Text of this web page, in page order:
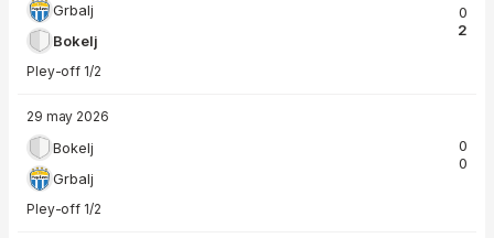
Grbalj
Bokelj
0
2
Pley-off 1/2
29 may 2026
Bokelj
Grbalj
0
0
Pley-off 1/2